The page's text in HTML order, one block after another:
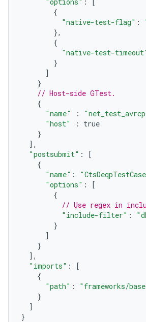
{
"native-test-flag" :
},
{
"native-test-
}
]
}
// Host-side GTest.
{
"name"
:
"host"
:
true
}
],
"postsubmit" :
[
{
"name" :
"options" :
[
{
// Use regex in
"include-filter" :
}
]
}
],
"imports" :
[
{
"path" :
"frameworks/
}
]
}